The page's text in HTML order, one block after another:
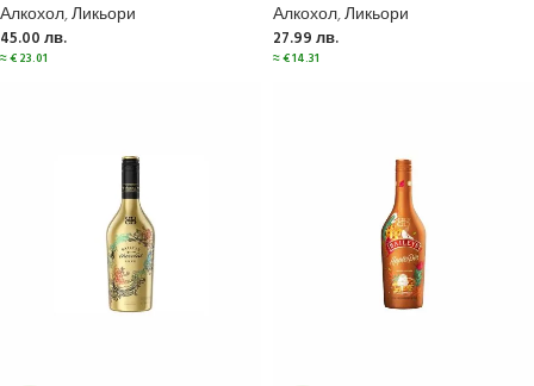
Алкохол,Ликьори
45.00 лв.
≈€23.01
Алкохол,Ликьори
27.99 лв.
≈€14.31